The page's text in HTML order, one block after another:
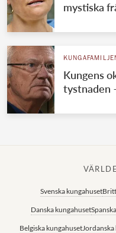
mystiska
Kungens
tystnaden
Svenska kungahuset
Danska kungahuset
Belgiska kungahusetJordanska